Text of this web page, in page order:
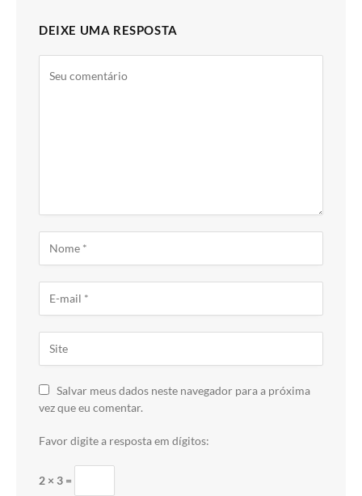
DEIXE UMA RESPOSTA
Salvar meus dados neste navegador para a próxima
vez que eu comentar.
Favor digite a resposta em dígitos:
2 × 3 =